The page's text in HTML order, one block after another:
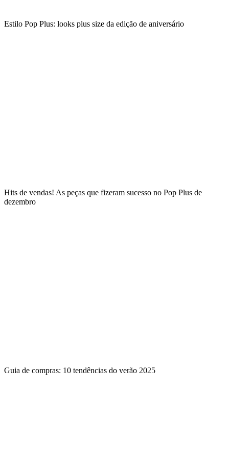
Estilo Pop Plus: looks plus size da edição de aniversário
Hits de vendas! As peças que fizeram sucesso no Pop Plus de
dezembro
Guia de compras: 10 tendências do verão 2025